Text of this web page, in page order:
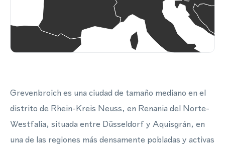
Grevenbroich es una ciudad de tamaño mediano en el
distrito de Rhein-Kreis Neuss, en Renania del Norte-
Westfalia, situada entre Düsseldorf y Aquisgrán, en
una de las regiones más densamente pobladas y activas